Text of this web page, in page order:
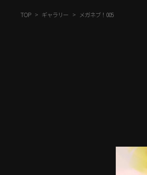
TOP ギャラリー メガネブ！005